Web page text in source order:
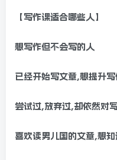
【写作课适合哪些人】
想写作但不会写的人
已经开始写文章,想提升写
尝试过,放弃过,却依然对
喜欢读男儿国的文章,想